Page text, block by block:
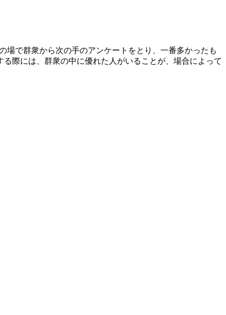
で群衆から次の手のアンケートをとり、一番多かったも
際には、群衆の中に優れた人がいることが、場合によって